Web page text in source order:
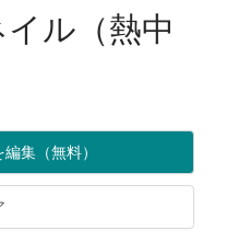
ル（熱中
集（無料）